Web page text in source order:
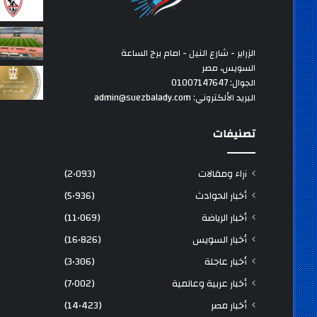
الزراير - شارع النيل - امام برج الساعة
السويس، مصر
الجوال: 01007147647
البريد الألكتروني: admin@suezbalady.com
تصنيفات
آراء ومقالات
(2٬093)
أخبار الحوادث
(5٬936)
أخبار الرياضة
(11٬069)
أخبار السويس
(16٬826)
أخبار عاجلة
(3٬306)
أخبار عربية وعالمية
(7٬002)
أخبار مصر
(14٬423)